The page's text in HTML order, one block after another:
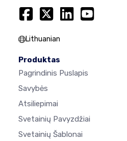
Lithuanian
Produktas
Pagrindinis Puslapis
Savybės
Atsiliepimai
Svetainių Pavyzdžiai
Svetainių Šablonai